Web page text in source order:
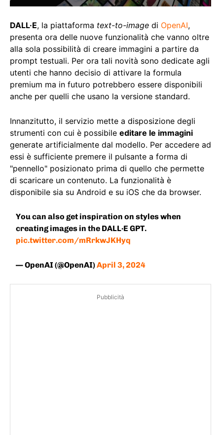
DALL·E, la piattaforma text-to-image di OpenAI,
presenta ora delle nuove funzionalità che vanno oltre
alla sola possibilità di creare immagini a partire da
prompt testuali. Per ora tali novità sono dedicate agli
utenti che hanno decisio di attivare la formula
premium ma in futuro potrebbero essere disponibili
anche per quelli che usano la versione standard.
Innanzitutto, il servizio mette a disposizione degli
strumenti con cui è possibile editare le immagini
generate artificialmente dal modello. Per accedere ad
essi è sufficiente premere il pulsante a forma di
"pennello" posizionato prima di quello che permette
di scaricare un contenuto. La funzionalità è
disponibile sia su Android e su iOS che da browser.
You can also get inspiration on styles when
creating images in the DALL·E GPT.
pic.twitter.com/mRrkwJKHyq
— OpenAI (@OpenAI)April 3, 2024
Pubblicità